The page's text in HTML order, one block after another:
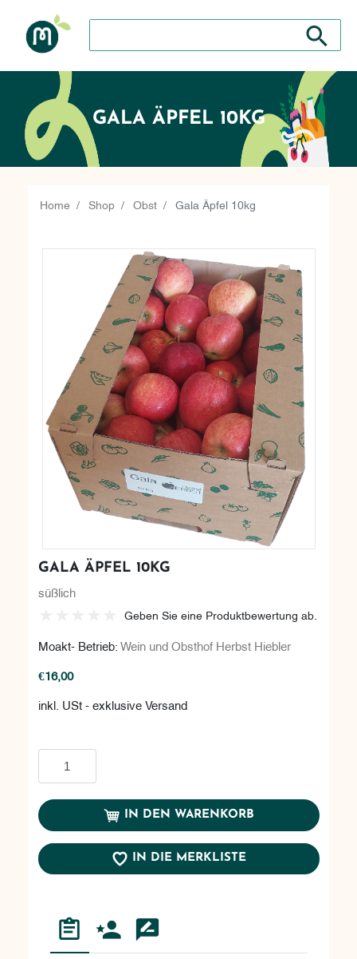
Suche nach: Zum Beispiel Wein, Fleisch, Keramik,
Suche
GALA ÄPFEL 10KG
Home Shop Obst Gala Äpfel 10kg
GALA ÄPFEL 10KG
süßlich
Geben Sie eine Produktbewertung ab.
Moakt- Betrieb: Wein und Obsthof Herbst Hiebler
€16,00
inkl. USt - exklusive Versand
IN DEN WARENKORB
IN DIE MERKLISTE